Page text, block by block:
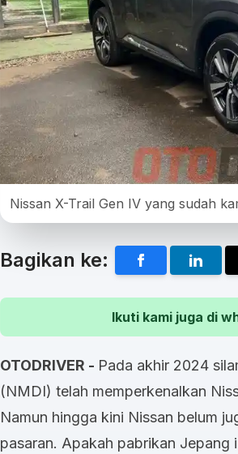
Nissan X-Trail Gen IV yang sudah
Bagikan ke:
Ikuti kami juga di
OTODRIVER - Pada akhir 2024
(NMDI) telah memperkenalkan
Namun hingga kini Nissan belum
pasaran. Apakah pabrikan Jepang